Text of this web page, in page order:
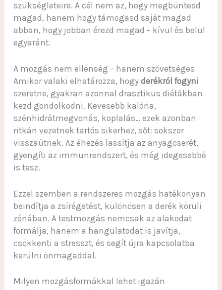
szükségleteire. A cél nem az, hogy megbüntesd
magad, hanem hogy támogasd saját magad
abban, hogy jobban érezd magad – kívül és belül
egyaránt.
A mozgás nem ellenség – hanem szövetséges
Amikor valaki elhatározza, hogy derékról fogyni
szeretne, gyakran azonnal drasztikus diétákban
kezd gondolkodni. Kevesebb kalória,
szénhidrátmegvonás, koplalás… ezek azonban
ritkán vezetnek tartós sikerhez, sőt: sokszor
visszaütnek. Az éhezés lassítja az anyagcserét,
gyengíti az immunrendszert, és még idegesebbé
is tesz.
Ezzel szemben a rendszeres mozgás hatékonyan
beindítja a zsírégetést, különösen a derék körüli
zónában. A testmozgás nemcsak az alakodat
formálja, hanem a hangulatodat is javítja,
csökkenti a stresszt, és segít újra kapcsolatba
kerülni önmagaddal.
Milyen mozgásformákkal lehet igazán